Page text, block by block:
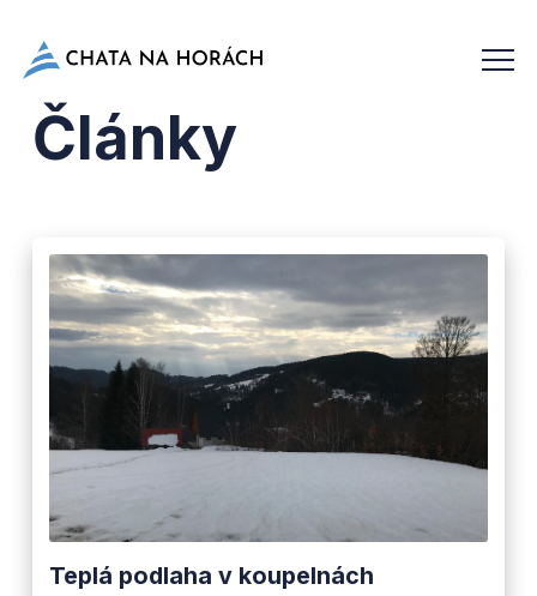
Články
Teplá podlaha v koupelnách